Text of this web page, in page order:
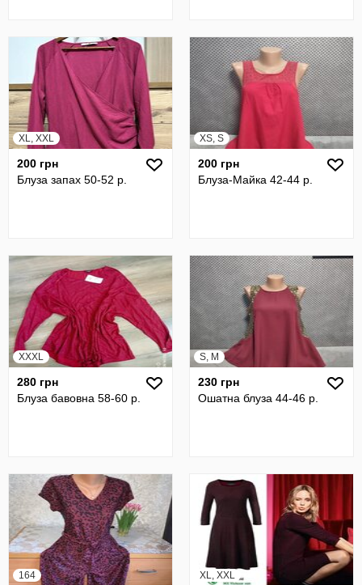
XL, XXL
200 грн
Блуза запах 50-52 р.
XS, S
200 грн
Блуза-Майка 42-44 р.
XXXL
280 грн
Блуза бавовна 58-60 р.
S, M
230 грн
Ошатна блуза 44-46 р.
164 XL, XXL